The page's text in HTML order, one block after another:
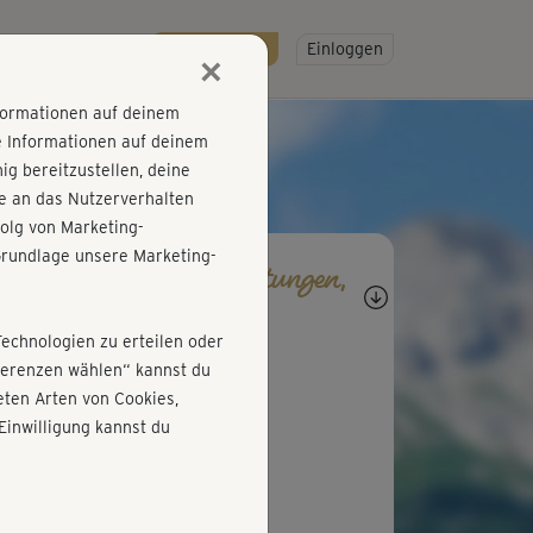
Gratis testen! Einloggen
Antworten, Bewertungen,
Claudia182
ist eine Klasse für sich 🙂
×
auf deinem
Informationen auf deinem
bereitzustellen, deine
an das Nutzerverhalten
von Marketing-
unsere Marketing-
zu erteilen oder
wählen“ kannst du
Arten von Cookies,
kannst du